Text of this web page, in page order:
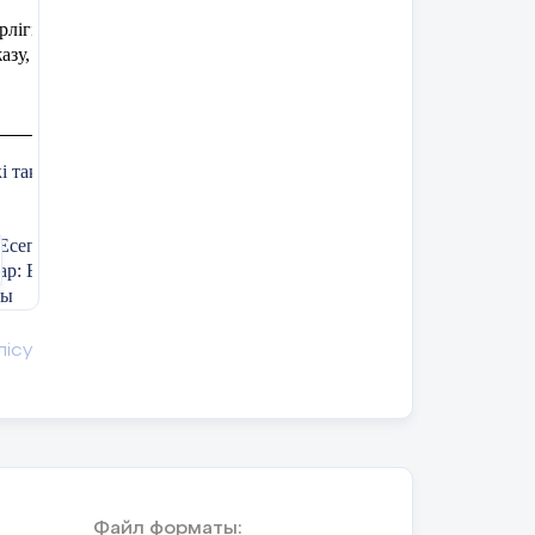
– жүздікті құрастыру; 1000- ға дейін
салыстыру
сандарды ауызша қосып, азайта
тиімді тәсілмен шығару жолдарын
Екі амалмен орындалатын есептерді әртүрлі
ауызша қосып, азайтады
шығарады
шығарады
Файл форматы: